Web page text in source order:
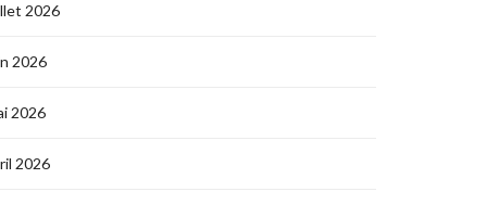
2026
2026
2026
2026